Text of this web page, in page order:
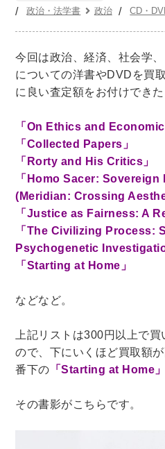
日本史
考古学書
ビジネス書
マーケテ
マネジメント・人材管理・
金融・ファイナンス・投資
アート・建築・デザイン・
書道
インテリアデザ
他建築・芸術
住宅建築
建築家・建設・建築構造
日本の伝統文化
東洋
楽譜・スコア・音楽書
科学書・工学書・コンピュ
宇宙学・天文学 工学書
農学
金属・鉱学
政治・法学書
政治 CD・
今回は政治、経済、社会学
についての洋書やDVDを買
に良い査定額をお付けでき
「On Ethics and
「Collected Papers」
「Rorty and His Critics」
「Homo Sacer:
(Meridian: Crossing
「Justice as Fairness: A
「The Civilizing Process:
Psychogenetic
「Starting at Home」
などなど。
上記リストは300円以上で
ので、下にいくほど買取額
番下の 「Starting at Home」
その書影がこちらです。